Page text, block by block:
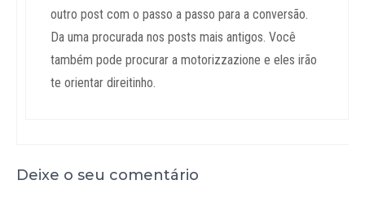
outro post com o passo a passo para a conversão.
Da uma procurada nos posts mais antigos. Você
também pode procurar a motorizzazione e eles irão
te orientar direitinho.
Deixe o seu comentário